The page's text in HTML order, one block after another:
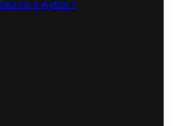
par ses services. Pas vraiment…